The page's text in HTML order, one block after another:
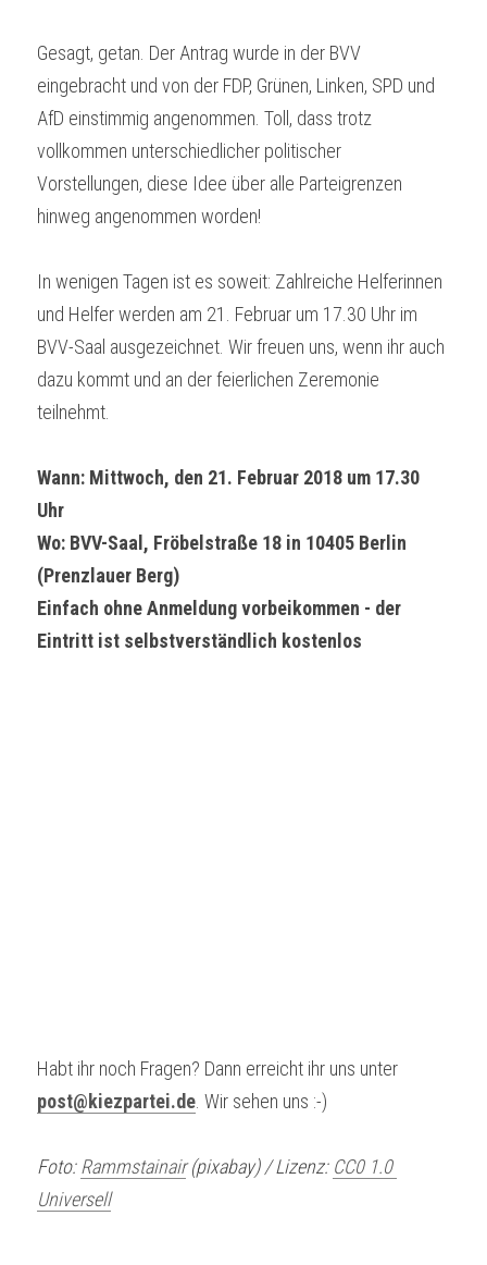
Gesagt, getan. Der Antrag wurde in der BVV
eingebracht und von der FDP, Grünen, Linken, SPD und
AfD einstimmig angenommen. Toll, dass trotz
vollkommen unterschiedlicher politischer
Vorstellungen, diese Idee über alle Parteigrenzen
hinweg angenommen worden!
In wenigen Tagen ist es soweit: Zahlreiche Helferinnen
und Helfer werden am 21. Februar um 17.30 Uhr im
BVV-Saal ausgezeichnet. Wir freuen uns, wenn ihr auch
dazu kommt und an der feierlichen Zeremonie
teilnehmt.
Wann: Mittwoch, den 21. Februar 2018 um 17.30
Uhr
Wo: BVV-Saal, Fröbelstraße 18 in 10405 Berlin
(Prenzlauer Berg)
Einfach ohne Anmeldung vorbeikommen - der
Eintritt ist selbstverständlich kostenlos
post@kiezpartei.de . Wir sehen uns :-)
Foto: Rammstainair (pixabay) / Lizenz: CC0 1.0
Universell​